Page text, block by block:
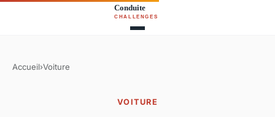
Accueil›Voiture
VOITURE